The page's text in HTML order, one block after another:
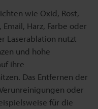
wie Oxid, Rost,
Harz, Farbe oder
Laserablation nutzt
und hohe
ihre
Das Entfernen der
oder
für die